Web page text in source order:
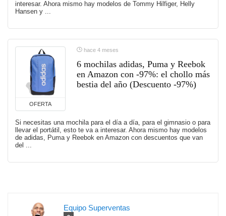
interesar. Ahora mismo hay modelos de Tommy Hilfiger, Helly
Hansen y ...
OFERTA
hace 4 meses
6 mochilas adidas, Puma y Reebok
en Amazon con -97%: el chollo más
bestia del año (Descuento -97%)
Si necesitas una mochila para el día a día, para el gimnasio o para
llevar el portátil, esto te va a interesar. Ahora mismo hay modelos
de adidas, Puma y Reebok en Amazon con descuentos que van
del ...
Equipo Superventas